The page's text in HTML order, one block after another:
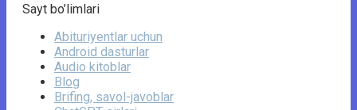
Sayt bo’limlari
Abituriyentlar uchun
Android dasturlar
Audio kitoblar
Blog
Brifing, savol-javoblar